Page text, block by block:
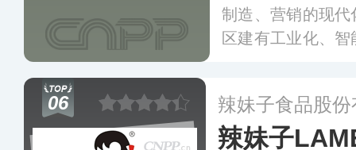
制造、营销的现
区建有工业化、
等新兴品类，营
地区。更多
06 辣妹子食品股
辣妹子